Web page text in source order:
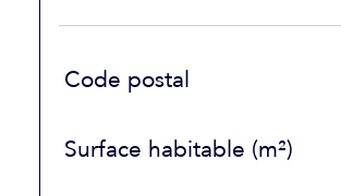
TRAD_SIROCCO_Caracteristique
Code postal
Surface habitable (m²)